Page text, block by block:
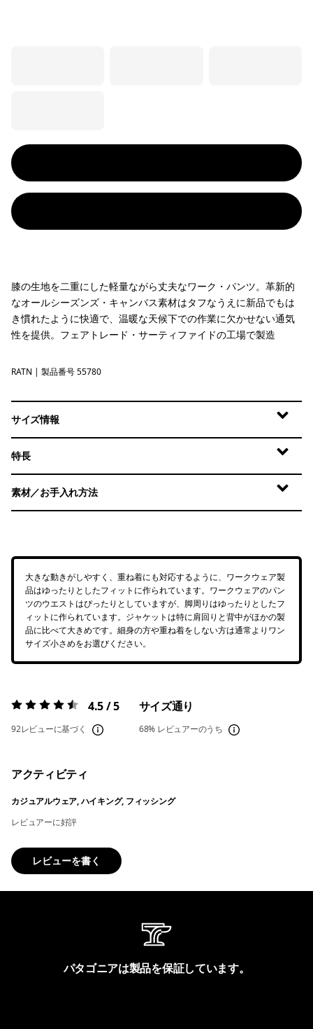
膝の生地を二重にした軽量ながら丈夫なワーク・パンツ。革新的
なオールシーズンズ・キャンバス素材はタフなうえに新品でもは
き慣れたように快適で、温暖な天候下での作業に欠かせない通気
性を提供。フェアトレード・サーティファイドの工場で製造
Rattan
RATN | 製品番号 55780
サイズ情報
特長
素材／お手入れ方法
大きな動きがしやすく、重ね着にも対応するように、ワークウェア製
品はゆったりとしたフィットに作られています。ワークウェアのパン
ツのウエストはぴったりとしていますが、脚周りはゆったりとしたフ
ィットに作られています。ジャケットは特に肩回りと背中がほかの製
品に比べて大きめです。細身の方や重ね着をしない方は通常よりワン
サイズ小さめをお選びください。
評価:4.5 / 5 4.5 / 5
92レビューに基づく
サイズ通り
68% レビュアーのうち
アクティビティ
カジュアルウェア, ハイキング, フィッシング
レビュアーに好評
レビューを書く
パタゴニアは製品を保証しています。